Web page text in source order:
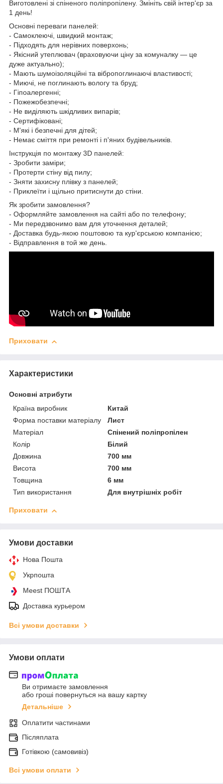
Виготовлені зі спіненого поліпропілену. Змініть свій інтер'єр за
1 день!
Основні переваги панелей:
- Самоклеючі, швидкий монтаж;
- Підходять для нерівних поверхонь;
- Якісний утеплювач (враховуючи ціну за комуналку — це
дуже актуально);
- Мають шумоізоляційні та вібропоглинаючі властивості;
- Миючі, не поглинають вологу та бруд;
- Гіпоалергенні;
- Пожежобезпечні;
- Не виділяють шкідливих випарів;
- Сертифіковані;
- М'які і безпечні для дітей;
- Немає сміття при ремонті і п'яних будівельників.
Інструкція по монтажу 3D панелей:
- Зробити заміри;
- Протерти стіну від пилу;
- Зняти захисну плівку з панелей;
- Приклеїти і щільно притиснути до стіни.
Як зробити замовлення?
- Оформляйте замовлення на сайті або по телефону;
- Ми передзвонимо вам для уточнення деталей;
- Доставка будь-якою поштовою та кур'єрською компанією;
- Відправлення в той же день.
Приховати
Характеристики
Основні атрибути
Країна виробник
Китай
Форма поставки матеріалу
Лист
Матеріал
Спінений поліпропілен
Колір
Білий
Довжина
700 мм
Висота
700 мм
Товщина
6 мм
Тип використання
Для внутрішніх робіт
Приховати
Умови доставки
Нова Пошта
Укрпошта
Meest ПОШТА
Доставка курьером
Всі умови доставки
Умови оплати
Ви отримаєте замовлення
або гроші повернуться на вашу картку
Детальніше
Оплатити частинами
Післяплата
Готівкою (самовивіз)
Всі умови оплати